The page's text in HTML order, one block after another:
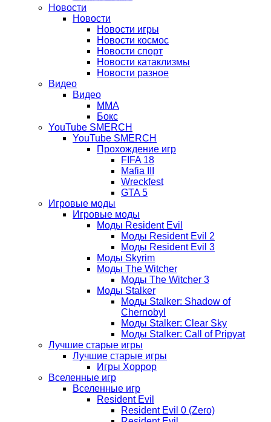
вкладке)Новости
Новости
Новости игры
Новости космос
Новости спорт
Новости катаклизмы
Новости разное
Видео
Видео
ММА
Бокс
YouTube SMERCH
YouTube SMERCH
Прохождение игр
FIFA 18
Mafia III
Wreckfest
GTA 5
Игровые моды
Игровые моды
Моды Resident Evil
Моды Resident Evil 2
Моды Resident Evil 3
Моды Skyrim
Моды The Witcher
Моды The Witcher 3
Моды Stalker
Моды Stalker: Shadow of
Chernobyl
Моды Stalker: Clear Sky
Моды Stalker: Call of Pripyat
Лучшие старые игры
Лучшие старые игры
Игры Хоррор
Вселенные игр
Вселенные игр
Resident Evil
Resident Evil 0 (Zero)